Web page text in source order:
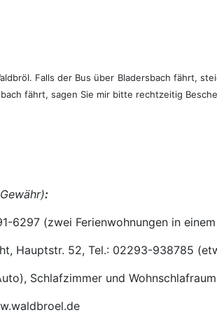
Falls der Bus über Bladersbach fährt,
fährt, sagen Sie mir bitte rechtzeitig
:
6297 (zwei Ferienwohnungen in
Hauptstr. 52, Tel.: 02293-938785
Schlafzimmer und